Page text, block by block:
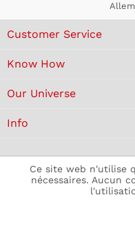
Customer Service
Know How
Our Universe
Info
Ce site web n'utilise
nécessaires. Aucun